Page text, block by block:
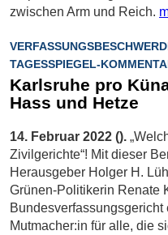
zwischen Arm und Reich.
TAGESSPIEGEL-
Karlsruhe pro
Hass und Hetze
14. Februar 2022 ().
Zivilgerichte“! Mit dieser
Herausgeber Holger H.
Grünen-Politikerin Renate
Bundesverfassungsgericht
Mutmacher:in für alle, die